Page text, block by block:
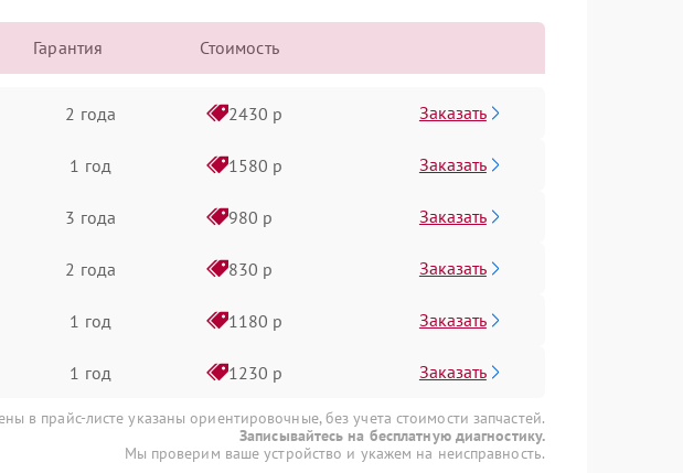
Гарантия Стоимость
2 года 2430 р Заказать
1 год 1580 р Заказать
3 года 980 р Заказать
2 года 830 р Заказать
1 год 1180 р Заказать
1 год 1230 р Заказать
в прайс-листе указаны ориентировочные, без учета стоимости запчастей.
Записывайтесь на бесплатную диагностику.
Мы проверим ваше устройство и укажем на неисправность.